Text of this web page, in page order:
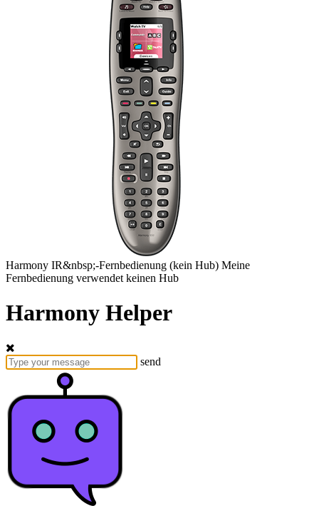
Harmony IR&nbsp;-Fernbedienung (kein Hub) Meine
Fernbedienung verwendet keinen Hub
Harmony Helper
send